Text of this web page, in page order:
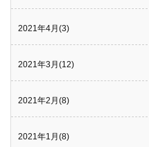
2021年4月(3)
2021年3月(12)
2021年2月(8)
2021年1月(8)